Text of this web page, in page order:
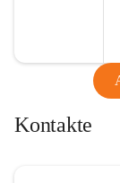
Kontakte